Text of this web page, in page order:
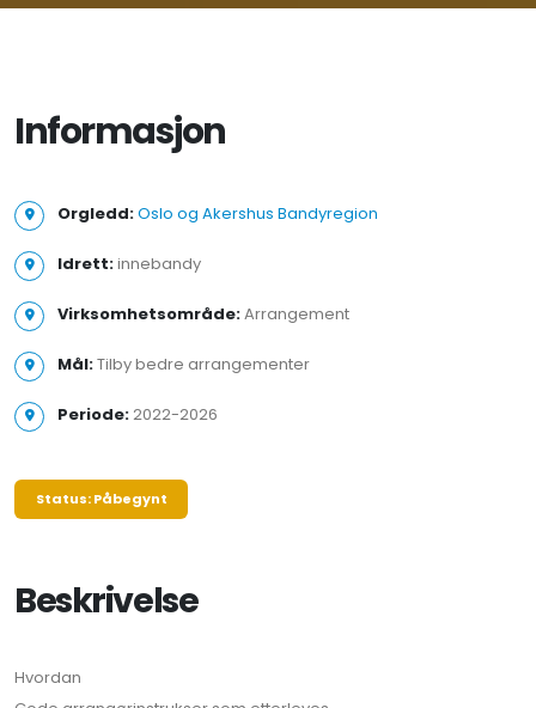
Informasjon
Orgledd:Oslo og Akershus Bandyregion
Idrett:innebandy
Virksomhetsområde:Arrangement
Mål:Tilby bedre arrangementer
Periode:2022-2026
Status: Påbegynt
Beskrivelse
Hvordan